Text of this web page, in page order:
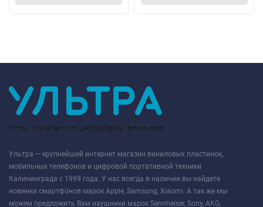
Ультра — крупнейший интернет магазин виниловых пластинок,
мобильных телефонов и цифровой портативной техники
Калининграда с 1999 года. У нас всегда в наличии вы найдете
новинки смартфонов марок Apple, Samsung, Xiaomi. А так же мы
можем предложить Вам наушники марок Sennheiser, Sony, AKG,